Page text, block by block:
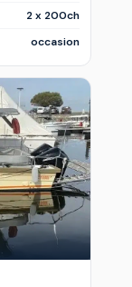
2 x 200ch
occasion